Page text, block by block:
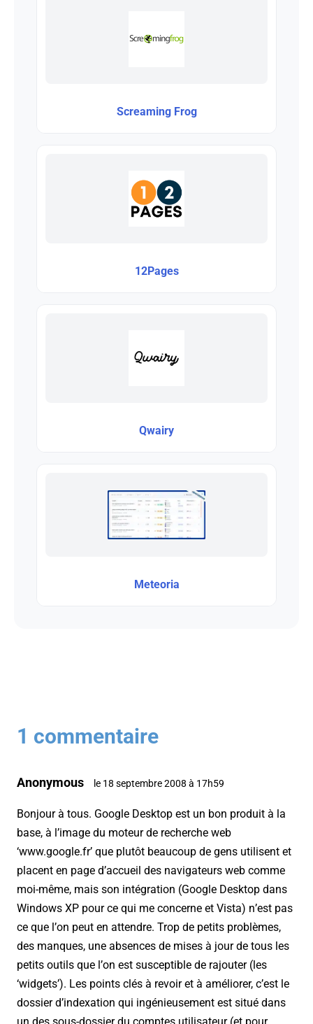
Screaming Frog
12Pages
Qwairy
Meteoria
1 commentaire
Anonymous le 18 septembre 2008 à 17h59
Bonjour à tous. Google Desktop est un bon produit à la
base, à l’image du moteur de recherche web
‘www.google.fr’ que plutôt beaucoup de gens utilisent et
placent en page d’accueil des navigateurs web comme
moi-même, mais son intégration (Google Desktop dans
Windows XP pour ce qui me concerne et Vista) n’est pas
ce que l’on peut en attendre. Trop de petits problèmes,
des manques, une absences de mises à jour de tous les
petits outils que l’on est susceptible de rajouter (les
‘widgets’). Les points clés à revoir et à améliorer, c’est le
dossier d’indexation qui ingénieusement est situé dans